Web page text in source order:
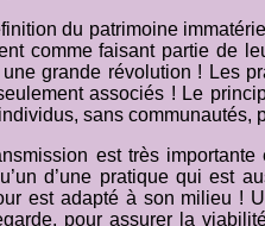
du patrimoine
comme faisant partie de
une grande révolution ! Les
associés ! Le
sans communautés,
est très
d’une pratique qui est
est adapté à son milieu !
pour assurer la